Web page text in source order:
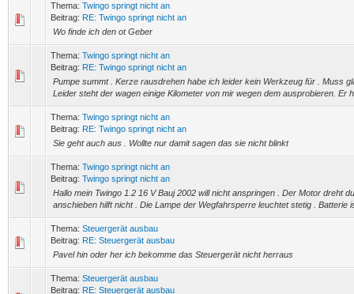
Thema: Twingo springt nicht an
Beitrag: RE: Twingo springt nicht an
Wo finde ich den ot Geber
Thema: Twingo springt nicht an
Beitrag: RE: Twingo springt nicht an
Pumpe summt . Kerze rausdrehen habe ich leider kein Werkzeug für . Muss
Leider steht der wagen einige Kilometer von mir wegen dem ausprobieren. Er
Thema: Twingo springt nicht an
Beitrag: RE: Twingo springt nicht an
Sie geht auch aus . Wollte nur damit sagen das sie nicht blinkt
Thema: Twingo springt nicht an
Beitrag: Twingo springt nicht an
Hallo mein Twingo 1.2 16 V Bauj 2002 will nicht anspringen . Der Motor dreht
anschieben hilft nicht . Die Lampe der Wegfahrsperre leuchtet stetig . Batterie
Thema: Steuergerät ausbau
Beitrag: RE: Steuergerät ausbau
Pavel hin oder her ich bekomme das Steuergerät nicht herraus
Thema: Steuergerät ausbau
Beitrag: RE: Steuergerät ausbau